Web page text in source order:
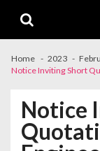
Home 2023
Notice Inviting Short
Notice